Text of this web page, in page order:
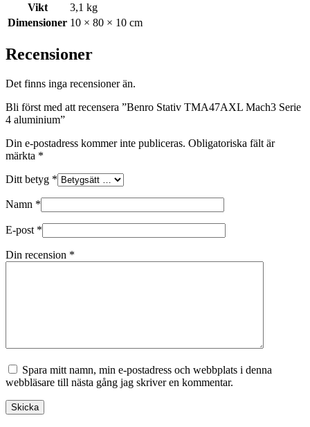
Vikt
3,1 kg
Dimensioner 10 × 80 × 10 cm
Recensioner
Det finns inga recensioner än.
Bli först med att recensera ”Benro Stativ TMA47AXL Mach3 Serie
4 aluminium”
Din e-postadress kommer inte publiceras. Obligatoriska fält är
märkta *
Ditt betyg *
Namn *
E-post *
Din recension *
Spara mitt namn, min e-postadress och webbplats i denna
webbläsare till nästa gång jag skriver en kommentar.
Skicka